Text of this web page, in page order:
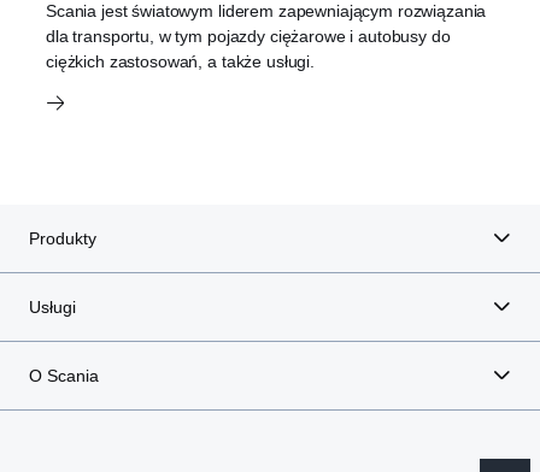
Scania jest światowym liderem zapewniającym rozwiązania
dla transportu, w tym pojazdy ciężarowe i autobusy do
ciężkich zastosowań, a także usługi.
Produkty
Usługi
O Scania